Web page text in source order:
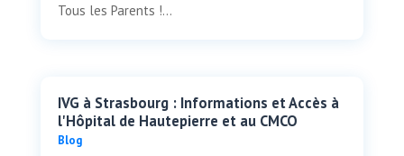
Tous les Parents !...
IVG à Strasbourg : Informations et Accès à
l'Hôpital de Hautepierre et au CMCO
Blog